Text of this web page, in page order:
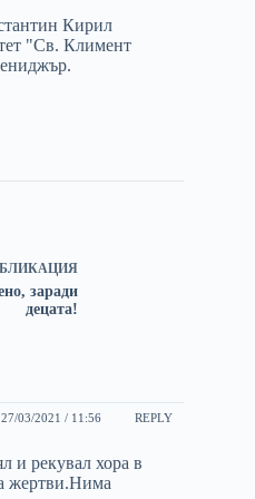
Кирил
"Св. Климент
заради
децата!
27/03/2021 / 11:56 REPLY
и рекувал хора в
жертви.Нима